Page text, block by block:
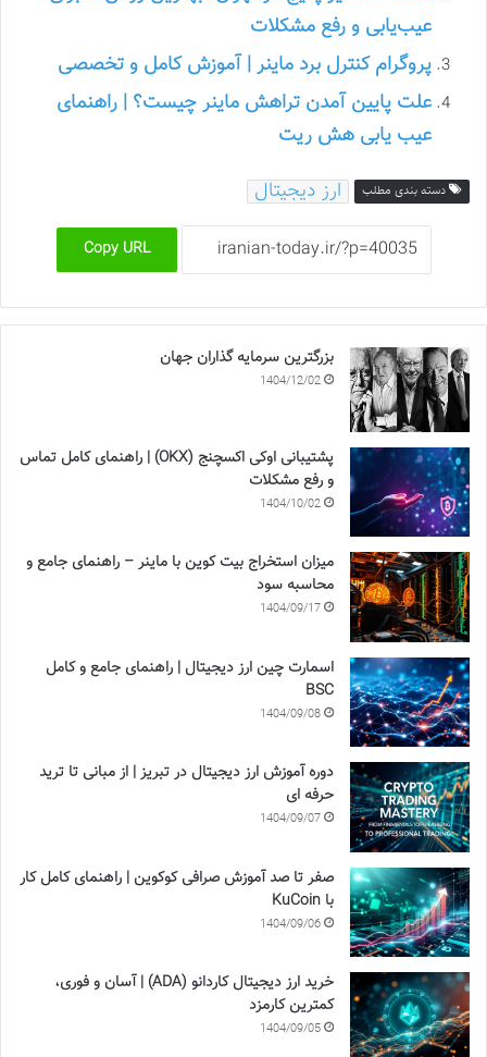
عیب‌یابی و رفع مشکلات
پروگرام کنترل برد ماینر | آموزش کامل و تخصصی
علت پایین آمدن تراهش ماینر چیست؟ | راهنمای
عیب یابی هش ریت
دسته بندی مطلب ارز دیجیتال
Copy URL
بزرگترین سرمایه گذاران جهان
1404/12/02
پشتیبانی اوکی اکسچنج (OKX) | راهنمای کامل تماس
و رفع مشکلات
1404/10/02
میزان استخراج بیت کوین با ماینر – راهنمای جامع و
محاسبه سود
1404/09/17
اسمارت چین ارز دیجیتال | راهنمای جامع و کامل
BSC
1404/09/08
دوره آموزش ارز دیجیتال در تبریز | از مبانی تا ترید
حرفه ای
1404/09/07
صفر تا صد آموزش صرافی کوکوین | راهنمای کامل کار
با KuCoin
1404/09/06
خرید ارز دیجیتال کاردانو (ADA) | آسان و فوری،
کمترین کارمزد
1404/09/05